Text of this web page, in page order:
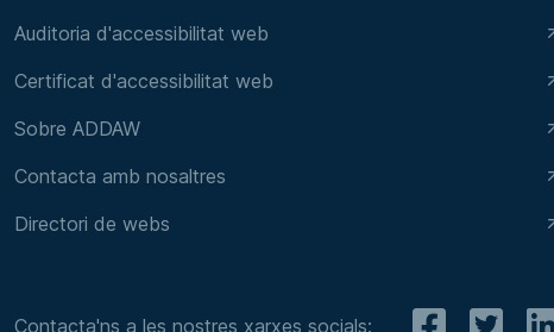
Auditoria d'accessibilitat web
Certificat d'accessibilitat web
Sobre ADDAW
Contacta amb nosaltres
Directori de webs
Contacta'ns a les nostres xarxes socials: